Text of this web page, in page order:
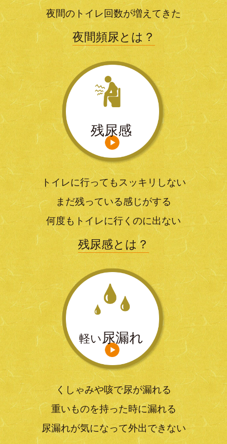
夜間のトイレ回数が増えてきた
夜間頻尿とは？
残尿感
トイレに行ってもスッキリしない
まだ残っている感じがする
何度もトイレに行くのに出ない
残尿感とは？
軽い 尿漏れ
くしゃみや咳で尿が漏れる
重いものを持った時に漏れる
尿漏れが気になって外出できない